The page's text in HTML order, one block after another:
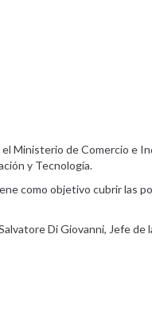
Ministerio de Comercio e
y Tecnología.
como objetivo cubrir las
Di Giovanni, Jefe